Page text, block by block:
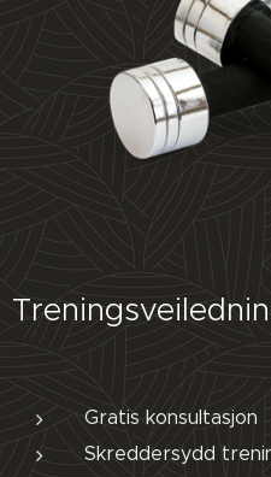
Gratis konsultasjon
Skreddersydd